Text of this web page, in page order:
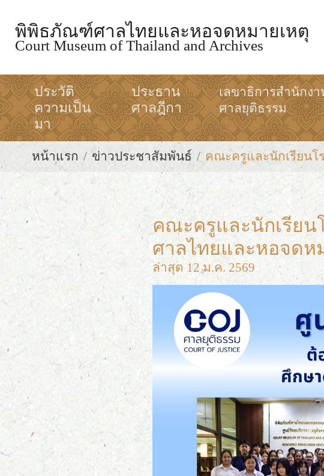
พิพิธภัณฑ์ศาลไทยและหอจดหมายเหตุ
Court Museum of Thailand and Archives
ประวัติ
ความเป็น
มา
ประธาน
ศาลฎีกา
เลขาธิการสำนักงา
ศาลยุติธรรม
หน้าแรก ข่าวประชาสัมพันธ์ คณะครูและนักเรียน
คณะครูและนักเรีย
ศาลไทยและหอจดห
ล่าสุด 12 ม.ค. 2569